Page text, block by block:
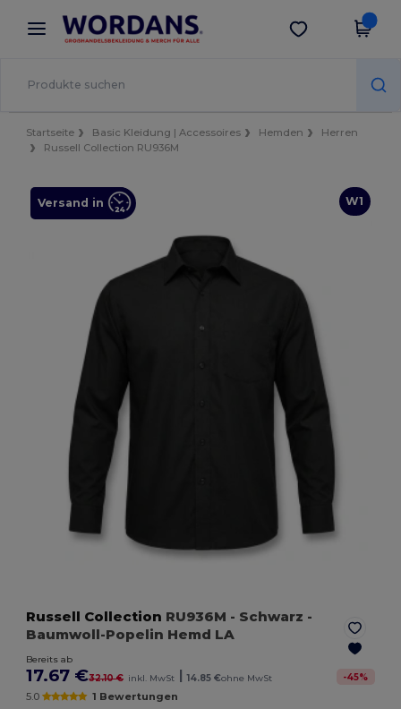
× Wordans App
Bessere Preise in der App!
App holen
Startseite Basic Kleidung | Accessoires Hemden
Herren
Russell Collection RU936M
W1
Versand in
Russell Collection RU936M - Schwarz -
Baumwoll-Popelin Hemd LA
Bereits ab
17.67 €32.10 € inkl. MwSt | 14.85 €ohne MwSt -45%
5.0 1 Bewertungen